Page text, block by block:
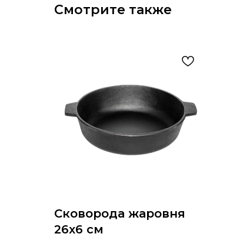
Смотрите также
Сковорода жаровня
26х6 см